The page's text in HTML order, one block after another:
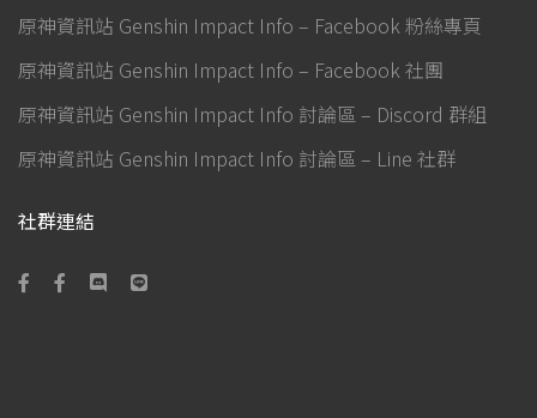
原神資訊站 Genshin Impact Info – Facebook 粉絲專頁
原神資訊站 Genshin Impact Info – Facebook 社團
原神資訊站 Genshin Impact Info 討論區 – Discord 群組
原神資訊站 Genshin Impact Info 討論區 – Line 社群
社群連結